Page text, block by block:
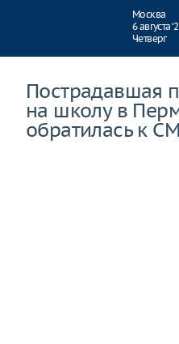
Москва
6 августа
Четверг
Пострадавшая
на школу в
обратилась к